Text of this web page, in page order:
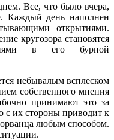
Все, что было вчера,
Каждый день наполнен
открытиями.
кругозора становятся
в его бурной
небывалым всплеском
собственного мнения
принимают это за
с их стороны приводит к
любым способом.